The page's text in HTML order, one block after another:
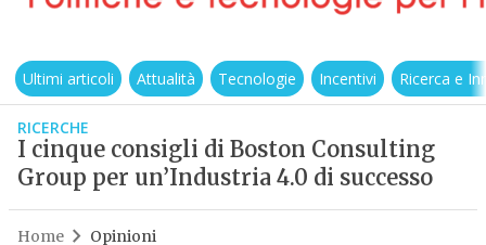
Ultimi articoli Attualità Tecnologie Incentivi Ricerca e
RICERCHE
I cinque consigli di Boston Consulting
Group per un’Industria 4.0 di successo
Home Opinioni